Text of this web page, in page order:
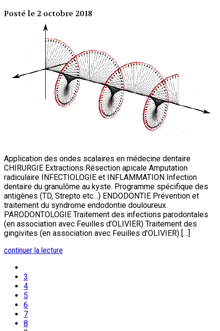
Posté le 2 octobre 2018
Application des ondes scalaires en médecine dentaire
CHIRURGIE Extractions Résection apicale Amputation
radiculaire INFECTIOLOGIE et INFLAMMATION Infection
dentaire du granulôme au kyste. Programme spécifique des
antigènes (TD, Strepto etc…) ENDODONTIE Prévention et
traitement du syndrome endodontie douloureux.
PARODONTOLOGIE Traitement des infections parodontales
(en association avec Feuilles d’OLIVIER) Traitement des
gingivites (en association avec Feuilles d’OLIVIER) […]
continuer la lecture
3
4
5
6
7
8